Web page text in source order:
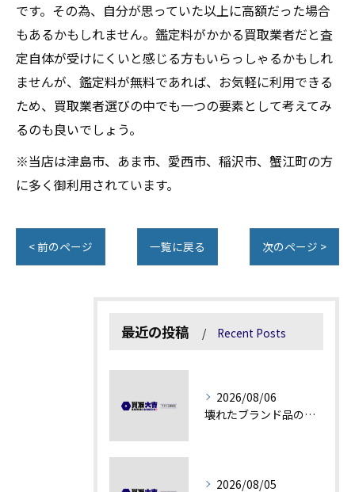
です。その為、自分が思っていた以上に高額だった場合
もあるかもしれません。鑑定料がかかる買取業者だと査
定自体が受けにくいと感じる方もいらっしゃるかもしれ
ませんが、鑑定料が無料であれば、お気軽に利用できる
ため、買取業者選びの中でも一つの要素として考えてみ
るのも良いでしょう。
※当店は津島市、あま市、愛西市、稲沢市、蟹江町の方
に多く御利用されています。
< 前のページ 一覧に戻る 次のページ >
最近の投稿 Recent Posts
2026/08/06
壊れたブランド品の価値を見極める技術とは
2026/08/05